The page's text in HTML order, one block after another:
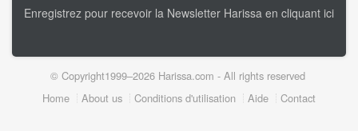
Enregistrez pour recevoir la Newsletter Harissa en cliquant ici
© Copyright1999–2026 Harissa.com - All rights reserved
FooterHome About us Conditions d'utilisation Aide Contact